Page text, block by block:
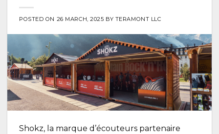
POSTED ON 26 MARCH, 2025 BY TERAMONT LLC
Shokz, la marque d’écouteurs partenaire